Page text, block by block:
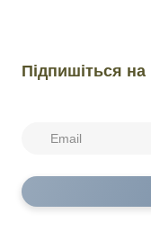
Підпишіться